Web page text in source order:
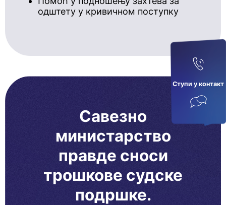
Ступи у кoнтaкт
одштету у кривичном поступку
Савезно
министарство
правде сноси
трошкове судске
подршке.